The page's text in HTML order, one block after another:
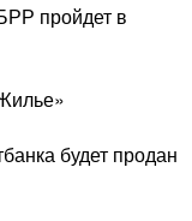
пройдет в
будет продан